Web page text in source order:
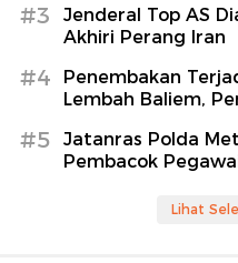
#3
Jenderal Top AS
Akhiri Perang Iran
#4
Penembakan
Lembah Baliem,
#5
Jatanras Polda
Pembacok
Lihat